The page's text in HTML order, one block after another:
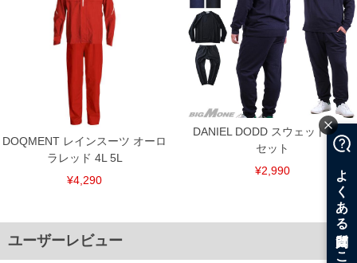
カモフラ柄を昇華転写プリントした、おしゃれでポップなデザインとな
っています。
【サイズについて】
サイズ表のウエストサイズは適応範囲となります。
透湿防水／耐水圧10000mm／透湿度8000g/㎡,24h／ベンチレーション／
収納袋付／プリント(ラバー・昇華転写)／総柄
トップス：袖取り外し可能（スナップ釦）／サイドポケット有／裾(スピ
ンドル調節有)／袖口ゴム(マジックテープ)／フルジップ／止水ファスナー
／ダブルファスナー／チンガード／スタンドカラー
パンツ：前開きファスナー／サイド・バックポケット有／ウエストシャ
ーリング（調節ひも有）／裾調節可(マジックテープ)／ステップインカバ
サイズ/バスト/総丈/裾周り/裄丈/袖口
3L/146/82/142/93/26
DOQMENT レインスーツ オーロ
ラレッド 4L 5L
¥4,290
DANIEL DODD スウェット 上下
セット
¥2,990
ユーザーレビュー